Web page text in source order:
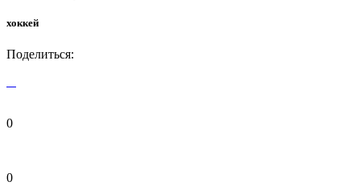
хоккей
Поделиться:
0
0